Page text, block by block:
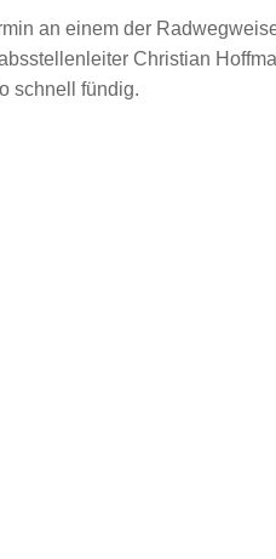
an einem der
Christian
schnell fündig.